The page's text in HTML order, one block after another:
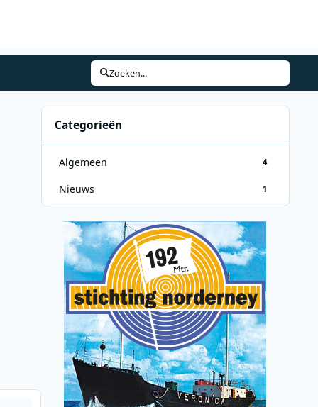
Zoeken...
Categorieën
Algemeen 4
Nieuws 1